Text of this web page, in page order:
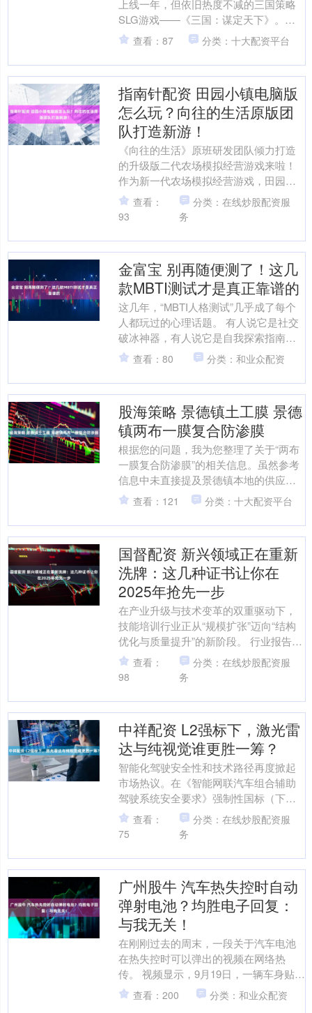
上线一年，但依旧热度不减的三国策略
SLG游戏——《三国：谋定天下》。它
在技术和玩法上的创新，以及和苏绣非
遗的联动，绝对能让大....
查看：87 分类：十大配资平台
指南针配资 田园小镇电脑版
怎么玩？向往的生活原版团
队打造新游！
《向往的生活》原班研发团队倾力打造
的升级版二代农场模拟经营游戏来啦！
作为新一代农场模拟经营游戏，田园小
镇为玩家带来了高度自由和丰富深度的
乡村生活沉浸感！治愈系....
查看：
93
分类：在线炒股配资服
务
金富宝 别再随便测了！这几
款MBTI测试才是真正靠谱的
这几年，“MBTI人格测试”几乎成了每个
人都玩过的心理话题。 有人说它是社交
破冰神器，有人说它是自我探索指南。
无论你是想看透职场合作模式，还是了
解恋爱相处差异....
查看：80 分类：和业众配资
股海策略 景德镇土工膜 景德
镇两布一膜复合防渗膜
根据您的问题，我为您整理了关于“两布
一膜复合防渗膜”的相关信息。虽然参考
信息中未直接提及景德镇本地的供应
商，但提供了该材料的详细说明及多个
生产厂家的商品信息，可....
查看：121 分类：十大配资平台
国督配资 新兴领域正在重新
洗牌：这几种证书让你在
2025年抢先一步
在产业升级与技术变革的双重驱动下，
技能培训行业正从“规模扩张”迈向“结构
优化与质量提升”的新阶段。 行业报告显
示，到2029年，中国技能培训市场规模
将突破2万亿....
查看：
98
分类：在线炒股配资服
务
中祥配资 L2强标下，激光雷
达与纯视觉谁更胜一筹？
智能化驾驶安全性和技术路径再度掀起
市场热议。在《智能网联汽车组合辅助
驾驶系统安全要求》强制性国标（下称
L2强标）征求意见中，激光雷达首次纳
入强标体系中，而随后被....
查看：
75
分类：在线炒股配资服
务
广州股牛 汽车热失控时自动
弹射电池？均胜电子回复：
与我无关！
在刚刚过去的周末，一段关于汽车电池
在热失控时可以弹出的视频在网络热
传。 视频显示，9月19日，一辆车身贴着
中国碰撞维修技术中心的汽车演示，该
技术能够在电池热失控....
查看：200 分类：和业众配资